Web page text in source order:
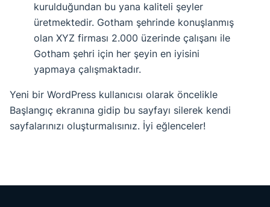
kurulduğundan bu yana kaliteli şeyler
üretmektedir. Gotham şehrinde konuşlanmış
olan XYZ firması 2.000 üzerinde çalışanı ile
Gotham şehri için her şeyin en iyisini
yapmaya çalışmaktadır.
Yeni bir WordPress kullanıcısı olarak öncelikle
Başlangıç ekranına gidip bu sayfayı silerek kendi
sayfalarınızı oluşturmalısınız. İyi eğlenceler!